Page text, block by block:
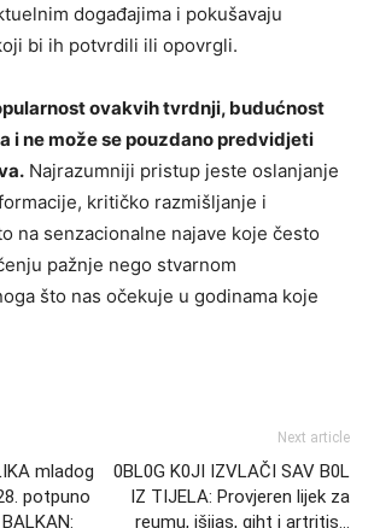
događajima i pokušavaju
bi ih potvrdili ili opovrgli.
ovakvih tvrdnji, budućnost
i ne može se pouzdano predvidjeti
Najrazumniji pristup jeste oslanjanje
kritičko razmišljanje i
na senzacionalne najave koje često
pažnje nego stvarnom
što nas očekuje u godinama koje
mladog
potpuno
Next article
0BL0G K0JI IZVLAČI SAV B0L
IZ TIJELA: Provjeren lijek za
reumu, išijas, giht i artritis…